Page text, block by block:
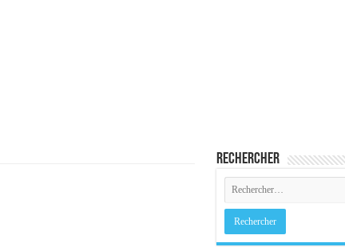
Rechercher